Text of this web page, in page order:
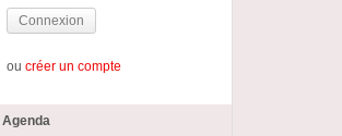
oucréer un compte
Agenda